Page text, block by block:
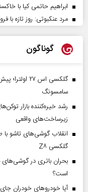
ابراهیم حاتمی کیا با
مرد عنکبوتی: روز تازه با فروش ۵۰۰ میلیون دلاری در آمریکا
گوناگون
گلکسی اس ۲۷
سامسونگ
زیرساخت‌های واقعی
انقلاب گوشی‌های تاشو‌
گلکسی Z۸
است؟
آیا خودروهای خودران